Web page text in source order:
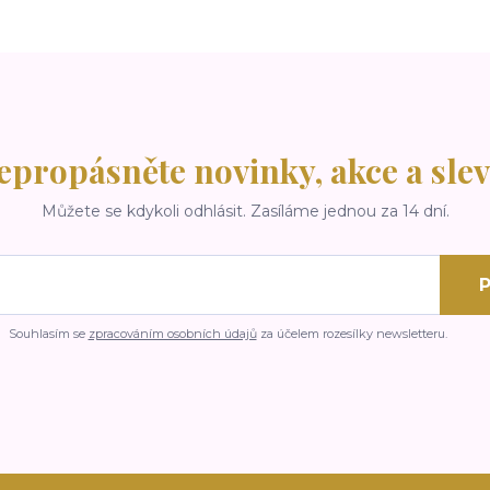
novinky, akce a
Můžete se kdykoli odhlásit. Zasíláme jednou za 14 dní.
Souhlasím se zpracováním osobních údajůza účelem rozesílky newsletteru.